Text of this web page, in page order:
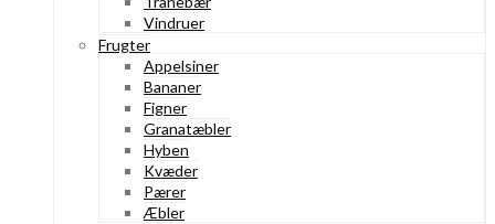
Vindruer
Frugter
Appelsiner
Bananer
Figner
Granatæbler
Hyben
Kvæder
Pærer
Æbler